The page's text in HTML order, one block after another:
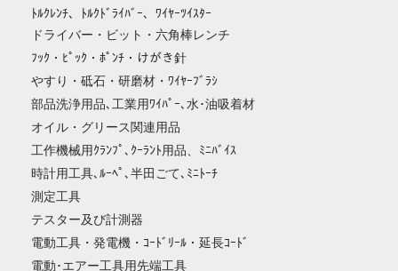
ﾄﾙｸﾚﾝﾁ、ﾄﾙｸﾄﾞﾗｲﾊﾞｰ、ﾜｲﾔｰﾂｲｽﾀｰ
ドライバー・ビット・六角棒レンチ
ﾌｯｸ・ﾋﾟｯｸ・ﾎﾟﾝﾁ・けがき針
やすり・砥石・研磨材・ﾜｲﾔｰﾌﾞﾗｼ
部品洗浄用品､工業用ﾜｲﾊﾟｰ､水･油吸着材
オイル・グリース関連用品
工作機械用ｸﾗﾝﾌﾟ､ｸｰﾗﾝﾄ用品、ﾐﾆﾊﾞｲｽ
時計用工具､ﾙｰﾍﾟ､半田ごて､ﾐﾆﾄｰﾁ
測定工具
テスター及び計測器
電動工具・発電機・ｺｰﾄﾞﾘｰﾙ・延長ｺｰﾄﾞ
電動･エアー工具用先端工具